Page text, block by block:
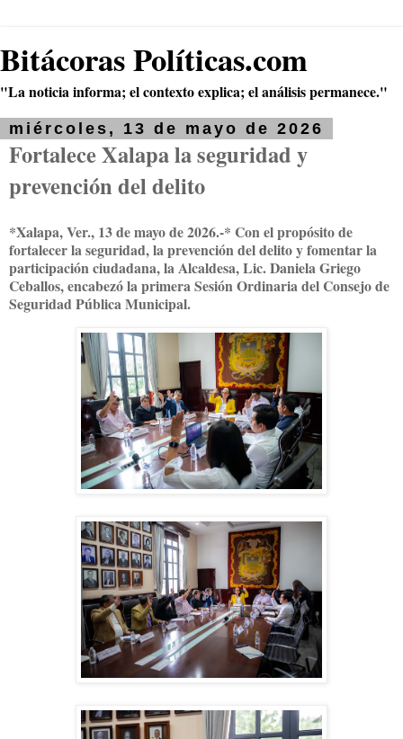
Bitácoras Políticas.com
"La noticia informa; el contexto explica; el análisis permanece."
miércoles, 13 de mayo de 2026
Fortalece Xalapa la seguridad y
prevención del delito
*Xalapa, Ver., 13 de mayo de 2026.-* Con el propósito de
fortalecer la seguridad, la prevención del delito y fomentar la
participación ciudadana, la Alcaldesa, Lic. Daniela Griego
Ceballos, encabezó la primera Sesión Ordinaria del Consejo de
Seguridad Pública Municipal.